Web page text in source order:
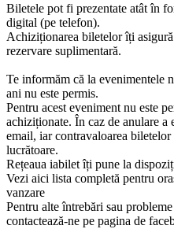
Biletele pot fi prezentate atât în
digital (pe telefon).
Achiziționarea biletelor îți
rezervare suplimentară.
Te informăm că la evenimentele
ani nu este permis.
Pentru acest eveniment nu este
achiziționate. În caz de anulare
email, iar contravaloarea
lucrătoare.
Rețeaua iabilet îți pune la
Vezi aici lista completă pentru
vanzare
Pentru alte întrebări sau
contactează-ne pe pagina de